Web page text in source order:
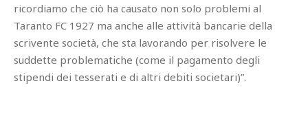
ricordiamo che ciò ha causato non solo problemi al
Taranto FC 1927 ma anche alle attività bancarie della
scrivente società, che sta lavorando per risolvere le
suddette problematiche (come il pagamento degli
stipendi dei tesserati e di altri debiti societari)”.